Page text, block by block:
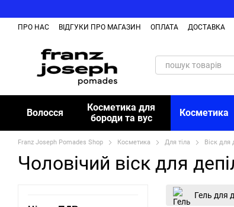
ПРО НАС ВІДГУКИ ПРО МАГАЗИН ОПЛАТА ДОСТАВКА
Волосся
Косметика для
бороди та вус
Косметика
Franz Joseph Pomades Shop Косметика Для тіла Віск для
Чоловічий віск для
Гель для